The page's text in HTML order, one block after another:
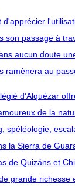
d'apprécier
son passage à
aucun doute
ramènera au
d'Alquézar
de la
spéléologie,
la Sierra de
de Quizáns et
grande richesse